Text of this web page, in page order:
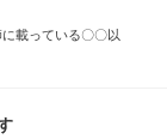
載っている〇〇以